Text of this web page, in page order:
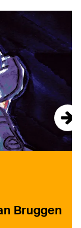
Bruggen